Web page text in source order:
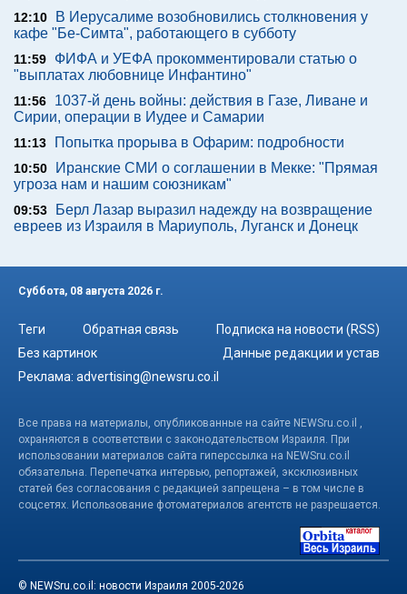
12:10
В Иерусалиме возобновились столкновения у
кафе "Бе-Симта", работающего в субботу
11:59
ФИФА и УЕФА прокомментировали статью о
"выплатах любовнице Инфантино"
11:56
1037-й день войны: действия в Газе, Ливане и
Сирии, операции в Иудее и Самарии
11:13 Попытка прорыва в Офарим: подробности
10:50
Иранские СМИ о соглашении в Мекке: "Прямая
угроза нам и нашим союзникам"
09:53
Берл Лазар выразил надежду на возвращение
евреев из Израиля в Мариуполь, Луганск и Донецк
Суббота, 08 августа 2026 г.
Теги Обратная связь
Подписка на новости (RSS)
Без картинок
Данные редакции и устав
Реклама: advertising@newsru.co.il
Все права на материалы, опубликованные на сайте NEWSru.co.il ,
охраняются в соответствии с законодательством Израиля. При
использовании материалов сайта гиперссылка на NEWSru.co.il
обязательна. Перепечатка интервью, репортажей, эксклюзивных
статей без согласования с редакцией запрещена – в том числе в
соцсетях. Использование фотоматериалов агентств не разрешается.
© NEWSru.co.il: новости Израиля 2005-2026